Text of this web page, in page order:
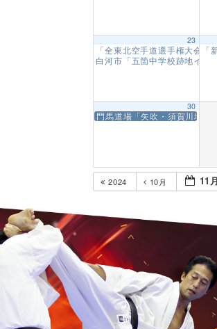
23
「全東北空手道選手権大会」
白河市「五箇中学校跡地イベ
「
30
門馬道場「矢吹・須賀川地区
2024 10月 11